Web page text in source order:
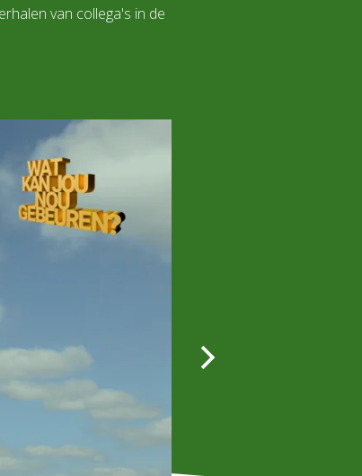
van collega's in de